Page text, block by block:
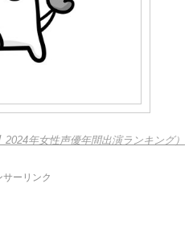
2024年女性声優年間出演ランキング）
サーリンク